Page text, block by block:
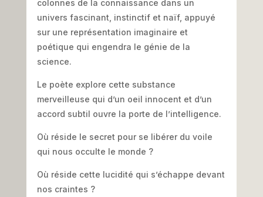
colonnes de la connaissance dans un
univers fascinant, instinctif et naïf, appuyé
sur une représentation imaginaire et
poétique qui engendra le génie de la
science.
Le poète explore cette substance
merveilleuse qui d’un oeil innocent et d’un
accord subtil ouvre la porte de l’intelligence.
Où réside le secret pour se libérer du voile
qui nous occulte le monde ?
Où réside cette lucidité qui s’échappe devant
nos craintes ?